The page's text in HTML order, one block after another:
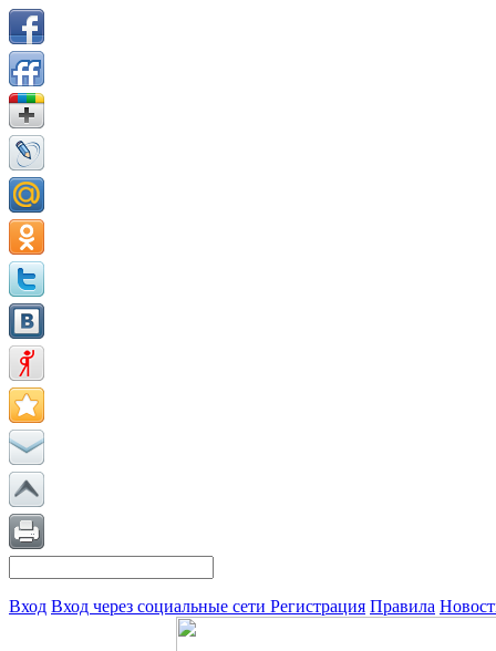
Вход Вход через социальные сети Регистрация Правила